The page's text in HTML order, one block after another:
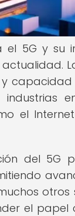
el 5G y su
capacidad
el
del 5G
otros
el papel